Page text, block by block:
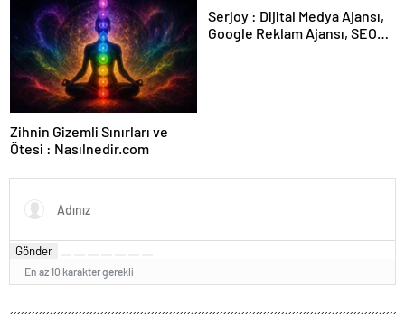
Zihnin Gizemli Sınırları ve
Ötesi : Nasılnedir.com
Serjoy : Dijital Medya Ajansı,
Google Reklam Ajansı, SEO
Gönder
En az 10 karakter gerekli